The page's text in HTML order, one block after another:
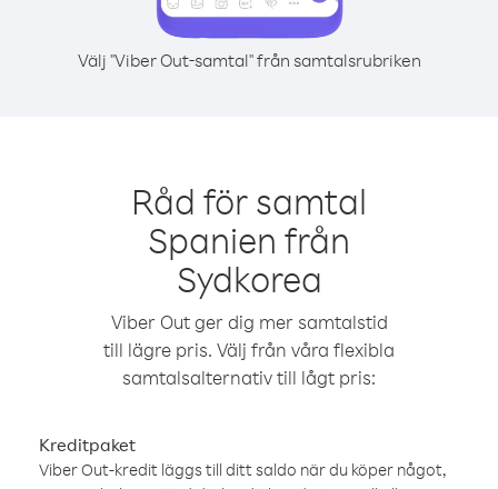
Välj "Viber Out-samtal" från samtalsrubriken
Råd för samtal
Spanien från
Sydkorea
Viber Out ger dig mer samtalstid
till lägre pris. Välj från våra flexibla
samtalsalternativ till lågt pris:
Kreditpaket
Viber Out-kredit läggs till ditt saldo när du köper något,